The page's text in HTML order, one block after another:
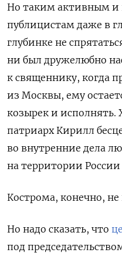
Но таким активным
публицистам даже в
глубинке не
ни был дружелюбно
к священнику, когда
из Москвы, ему
козырек и исполнять.
патриарх Кирилл
во внутренние дела
на территории
Кострома, конечно,
Но надо сказать, что
под